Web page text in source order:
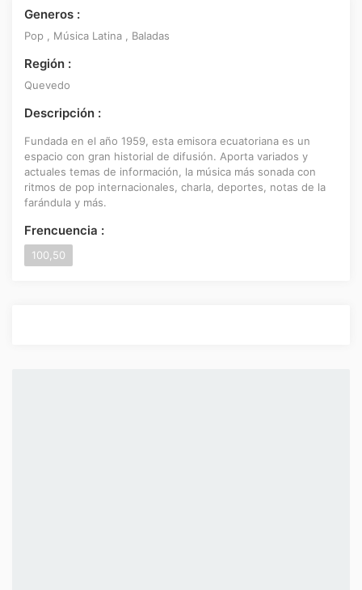
Generos :
Pop , Música Latina , Baladas
Región :
Quevedo
Descripción :
Fundada en el año 1959, esta emisora ecuatoriana es un
espacio con gran historial de difusión. Aporta variados y
actuales temas de información, la música más sonada con
ritmos de pop internacionales, charla, deportes, notas de la
farándula y más.
Frencuencia :
100,50